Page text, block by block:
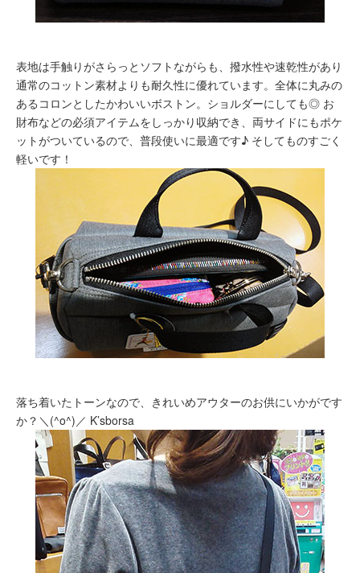
表地は手触りがさらっとソフトながらも、撥水性や速乾性があり
通常のコットン素材よりも耐久性に優れています。全体に丸みの
あるコロンとしたかわいいボストン。ショルダーにしても◎ お
財布などの必須アイテムをしっかり収納でき、両サイドにもポケ
ットがついているので、普段使いに最適です♪ そしてものすごく
軽いです！
落ち着いたトーンなので、きれいめアウターのお供にいかがです
か？＼(^o^)／ K’sborsa